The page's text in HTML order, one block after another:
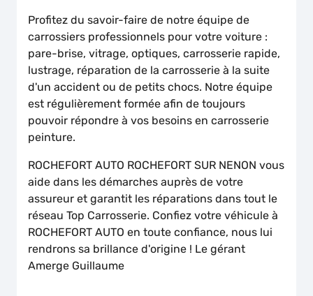
Profitez du savoir-faire de notre équipe de
carrossiers professionnels pour votre voiture :
pare-brise, vitrage, optiques, carrosserie rapide,
lustrage, réparation de la carrosserie à la suite
d'un accident ou de petits chocs. Notre équipe
est régulièrement formée afin de toujours
pouvoir répondre à vos besoins en carrosserie
peinture.
ROCHEFORT AUTO ROCHEFORT SUR NENON vous
aide dans les démarches auprès de votre
assureur et garantit les réparations dans tout le
réseau Top Carrosserie. Confiez votre véhicule à
ROCHEFORT AUTO en toute confiance, nous lui
rendrons sa brillance d'origine ! Le gérant
Amerge Guillaume